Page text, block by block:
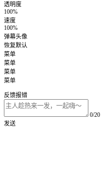
透明度
100%
速度
100%
弹幕头像
恢复默认
菜单
菜单
菜单
菜单
反馈报错
0/20
发送